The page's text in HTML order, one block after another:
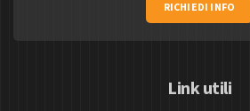
RICHIEDI INFO
Link utili